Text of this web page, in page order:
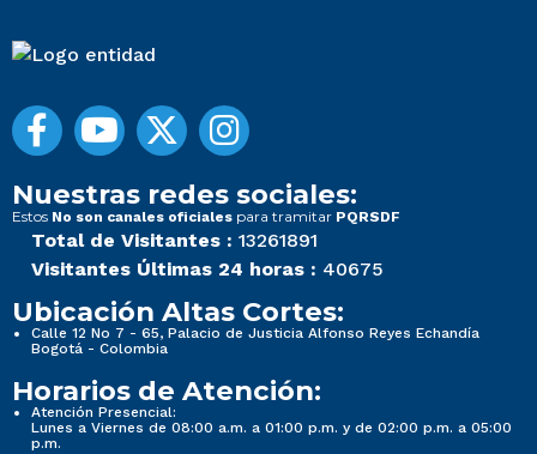
Nuestras redes sociales:
Estos No son canales oficiales para tramitar PQRSDF
Total de Visitantes : 13261891
Visitantes Últimas 24 horas : 40675
Ubicación Altas Cortes:
Calle 12 No 7 - 65, Palacio de Justicia Alfonso Reyes Echandía
Bogotá - Colombia
Horarios de Atención:
Atención Presencial:
Lunes a Viernes de 08:00 a.m. a 01:00 p.m. y de 02:00 p.m. a 05:00
p.m.